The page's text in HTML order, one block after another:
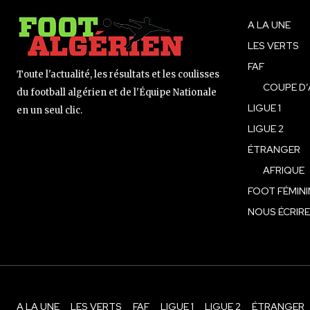
Toute l'actualité, les résultats et les coulisses
du football algérien et de l'Équipe Nationale
en un seul clic.
A LA UNE
LES VERTS
FAF
COUPE
LIGUE 1
LIGUE 2
ÉTRANGER
AFRIQUE
FOOT
NOUS ÉCRIRE
A LA UNE LES VERTS FAF LIGUE 1 LIGUE 2 ÉTRANGER